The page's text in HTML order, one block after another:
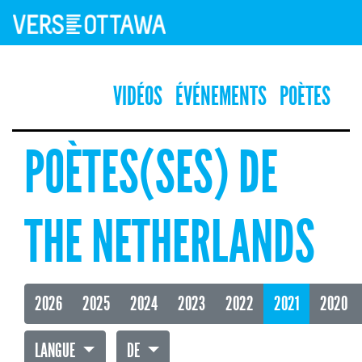
VIDÉOS ÉVÉNEMENTS POÈTES
POÈTES(SES) DE
THE NETHERLANDS
2026 2025 2024 2023 2022 2021 2020
LANGUE DE